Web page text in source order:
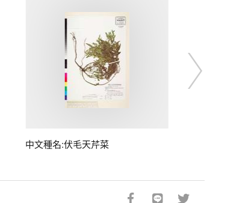
中文種名:伏毛天芹菜